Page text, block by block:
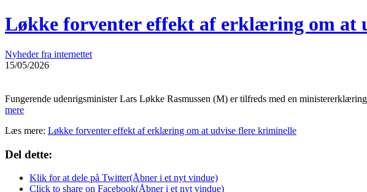
Løkke forventer effekt af erklæring om at
Nyheder fra internettet
15/05/2026
Fungerende udenrigsminister Lars Løkke Rasmussen (M) er tilfreds med en
mere
Læs mere: Løkke forventer effekt af erklæring om at udvise flere kriminelle
Del dette:
Klik for at dele på Twitter(Åbner i et nyt vindue)
Click to share on Facebook(Åbner i et nyt vindue)